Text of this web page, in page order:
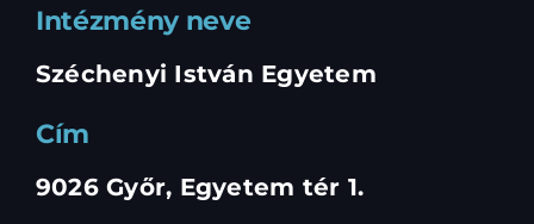
Intézmény neve
Széchenyi István Egyetem
Cím
9026 Győr, Egyetem tér 1.